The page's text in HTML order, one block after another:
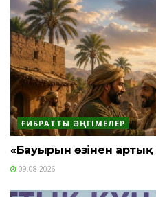
ҒИБРАТТЫ ӘҢГІМЕЛЕР
«Бауырын өзінен артық
09.08.2026